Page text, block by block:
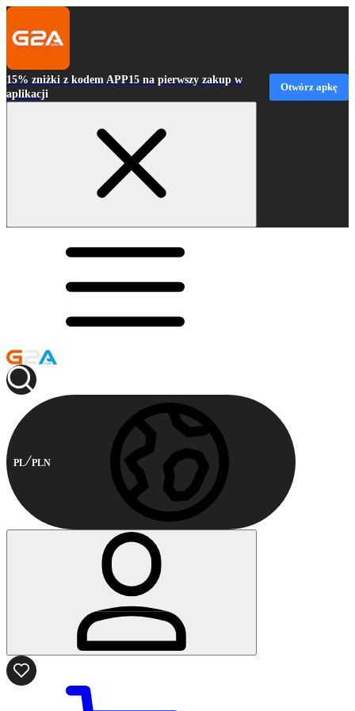
15% zniżki z kodem APP15 na pierwszy zakup w
aplikacji
Otwórz apkę
PL PLN